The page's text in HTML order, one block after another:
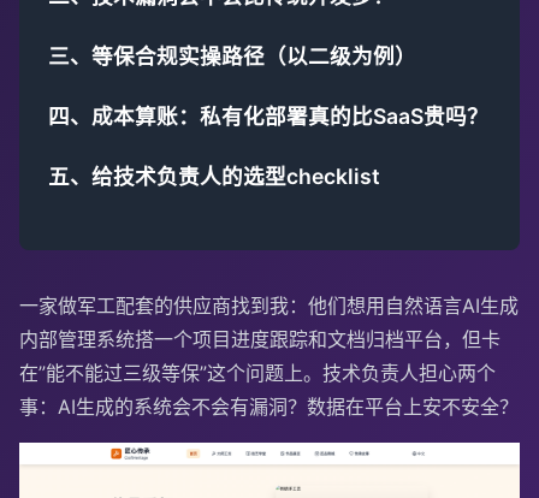
三、等保合规实操路径（以二级为例）
四、成本算账：私有化部署真的比SaaS贵吗？
五、给技术负责人的选型checklist
一家做军工配套的供应商找到我：他们想用自然语言AI生成
内部管理系统搭一个项目进度跟踪和文档归档平台，但卡
在”能不能过三级等保”这个问题上。技术负责人担心两个
事：AI生成的系统会不会有漏洞？数据在平台上安不安全？